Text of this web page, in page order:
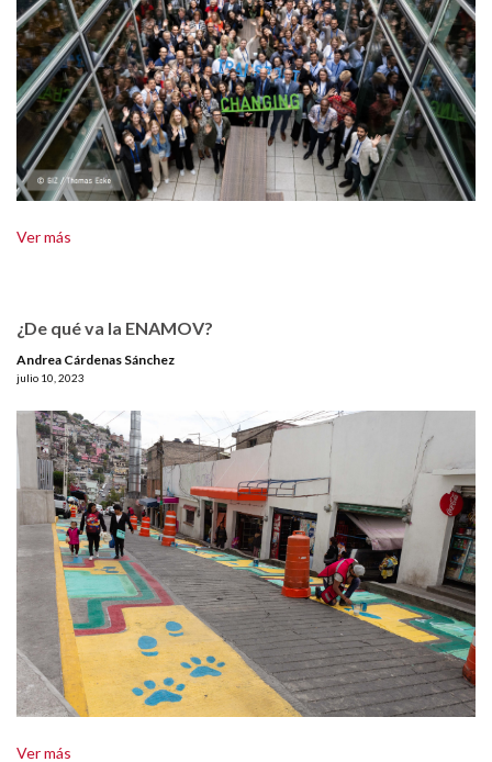
Ver más
¿De qué va la ENAMOV?
Andrea Cárdenas Sánchez
julio 10, 2023
Ver más